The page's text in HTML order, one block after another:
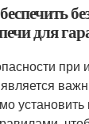
для
при
установить